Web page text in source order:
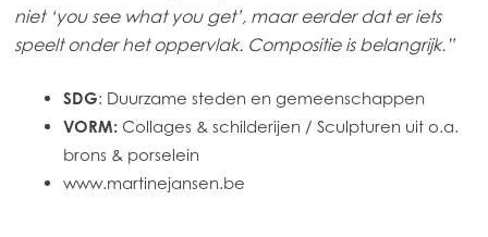
Mowi Korea
Europe
Mowi Belgium (FR)
niet ‘you see what you get’, maar eerder dat er iets
speelt onder het oppervlak. Compositie is belangrijk.”
SDG: Duurzame steden en gemeenschappen
VORM: Collages & schilderijen / Sculpturen uit o.a.
brons & porselein
www.martinejansen.be